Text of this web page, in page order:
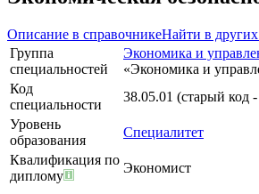
Описание в справочникеНайти в других
Группа
специальностей
Экономика и
«Экономика и
Код
специальности
38.05.01 (старый код
Уровень
образования
Специалитет
Квалификация по
диплому
Экономист